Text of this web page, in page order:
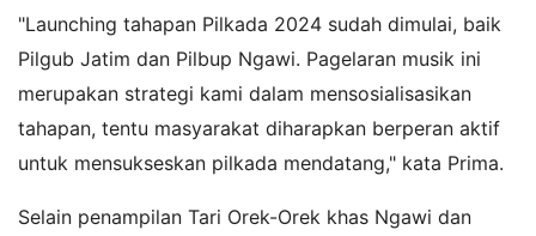
"Launching tahapan Pilkada 2024 sudah dimulai, baik
Pilgub Jatim dan Pilbup Ngawi. Pagelaran musik ini
merupakan strategi kami dalam mensosialisasikan
tahapan, tentu masyarakat diharapkan berperan aktif
untuk mensukseskan pilkada mendatang," kata Prima.
Selain penampilan Tari Orek-Orek khas Ngawi dan